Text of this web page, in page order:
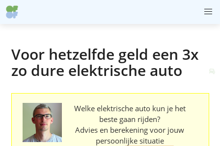
Voor hetzelfde geld een 3x
zo dure elektrische auto
Welke elektrische auto kun je het
beste gaan rijden?
Advies en berekening voor jouw
persoonlijke situatie